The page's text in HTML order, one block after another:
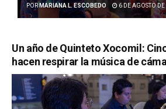
PORMARIANA L. ESCOBEDO 6 DE AGOSTO
Un año de Quinteto Xocomil:
hacen respirar la música de